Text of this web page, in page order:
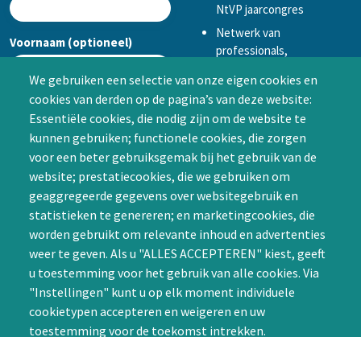
We gebruiken een selectie van onze eigen cookies en
cookies van derden op de pagina’s van deze website:
Essentiële cookies, die nodig zijn om de website te
kunnen gebruiken; functionele cookies, die zorgen
voor een beter gebruiksgemak bij het gebruik van de
website; prestatiecookies, die we gebruiken om
geaggregeerde gegevens over websitegebruik en
statistieken te genereren; en marketingcookies, die
worden gebruikt om relevante inhoud en advertenties
weer te geven. Als u "ALLES ACCEPTEREN" kiest, geeft
u toestemming voor het gebruik van alle cookies. Via
"Instellingen" kunt u op elk moment individuele
cookietypen accepteren en weigeren en uw
toestemming voor de toekomst intrekken.
Voornaam (optioneel)
Achternaam (optioneel)
CAPTCHA
NtVP jaarcongres
Netwerk van
professionals,
samenwerken in een van
de Special Interest
Groepen (SIG’s) of zelf een
SIG initiëren
Word lid
Contact
Nienoord 5, 1112 XE Diemen